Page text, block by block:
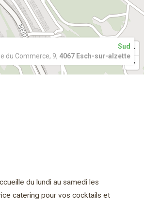
Sud
du Commerce, 9, 4067 Esch-sur-alzette
du lundi au samedi les
catering pour vos cocktails et